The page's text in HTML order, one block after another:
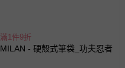
查是否完好，若商品遇瑕疵
，請見：
資訊、購物流程、付款方
滿1件9折
MILAN - 硬殼式筆袋_功夫忍者